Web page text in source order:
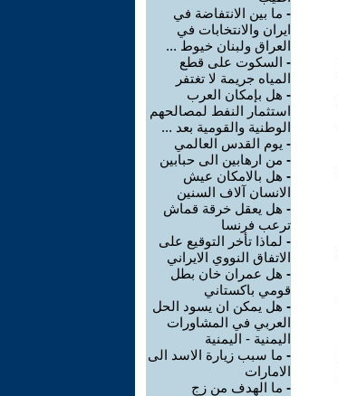
- ما بين الانتفاضة في
ايران والانتخابات في
العراق ولبنان خيوط ...
- السكوت على قطع
المياه جريمة لا تغتفر
- هل بإمكان العرب
استثمار النفط لمصالحهم
الوطنية والقومية بعد ...
- يوم القدس العالمي
- من ارهابين الى حبابين
- هل بالامكان عيش
الانسان آلاف السنين
- هل يعقل خرقة قماش
ترعب فرنسا
- لماذا تأخر التوقيع على
الاتفاق النووي الايراني
- هل عمران خان بطل
قومي باكستاني
- هل يمكن ان يسود الحل
العربي في المشاورات
اليمنية - اليمنية
- ما سبب زيارة الاسد الى
الامارات
- ما الهدف من زج